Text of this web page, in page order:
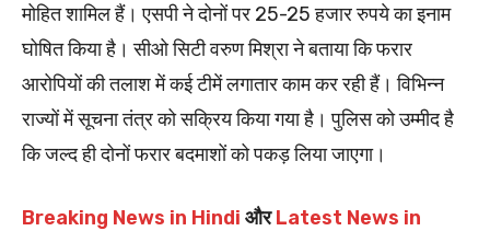
मोहित शामिल हैं। एसपी ने दोनों पर 25-25 हजार रुपये का इनाम
घोषित किया है। सीओ सिटी वरुण मिश्रा ने बताया कि फरार
आरोपियों की तलाश में कई टीमें लगातार काम कर रही हैं। विभिन्न
राज्यों में सूचना तंत्र को सक्रिय किया गया है। पुलिस को उम्मीद है
कि जल्द ही दोनों फरार बदमाशों को पकड़ लिया जाएगा।
Breaking News in Hindi औरLatest News in